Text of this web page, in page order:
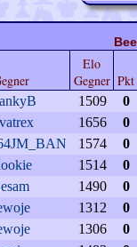
Elo
Gegner Pkt
1509
0
1656
0
1574
0
1514
0
1490
0
1312
0
1306
0